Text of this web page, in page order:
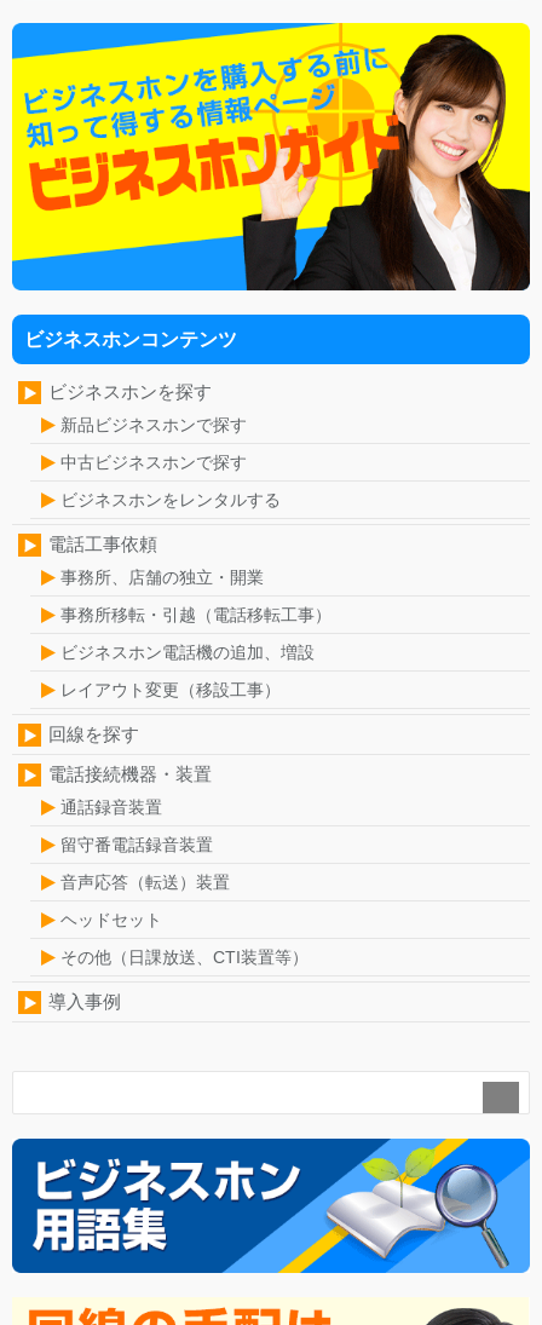
ビジネスホンコンテンツ
ビジネスホンを探す
新品ビジネスホンで探す
中古ビジネスホンで探す
ビジネスホンをレンタルする
電話工事依頼
事務所、店舗の独立・開業
事務所移転・引越（電話移転工事）
ビジネスホン電話機の追加、増設
レイアウト変更（移設工事）
回線を探す
電話接続機器・装置
通話録音装置
留守番電話録音装置
音声応答（転送）装置
ヘッドセット
その他（日課放送、CTI装置等）
導入事例